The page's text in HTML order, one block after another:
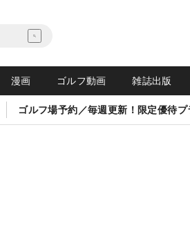
漫画 ゴルフ動画 雑誌出版
ゴルフ場予約／毎週更新！限定優待プ